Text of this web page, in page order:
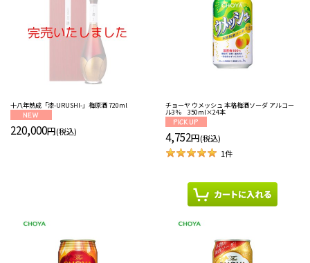
十八年熟成「漆-URUSHI-」梅原酒 720ml
220,000円(税込)
チョーヤ ウメッシュ 本格梅酒ソーダ アルコー
ル3％ 350ml×24本
4,752円(税込)
1件